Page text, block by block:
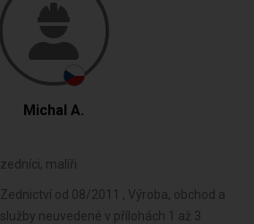
Michal A.
zedníci, malíři
Zednictví od 08/2011 , Výroba, obchod a
služby neuvedené v přílohách 1 až 3